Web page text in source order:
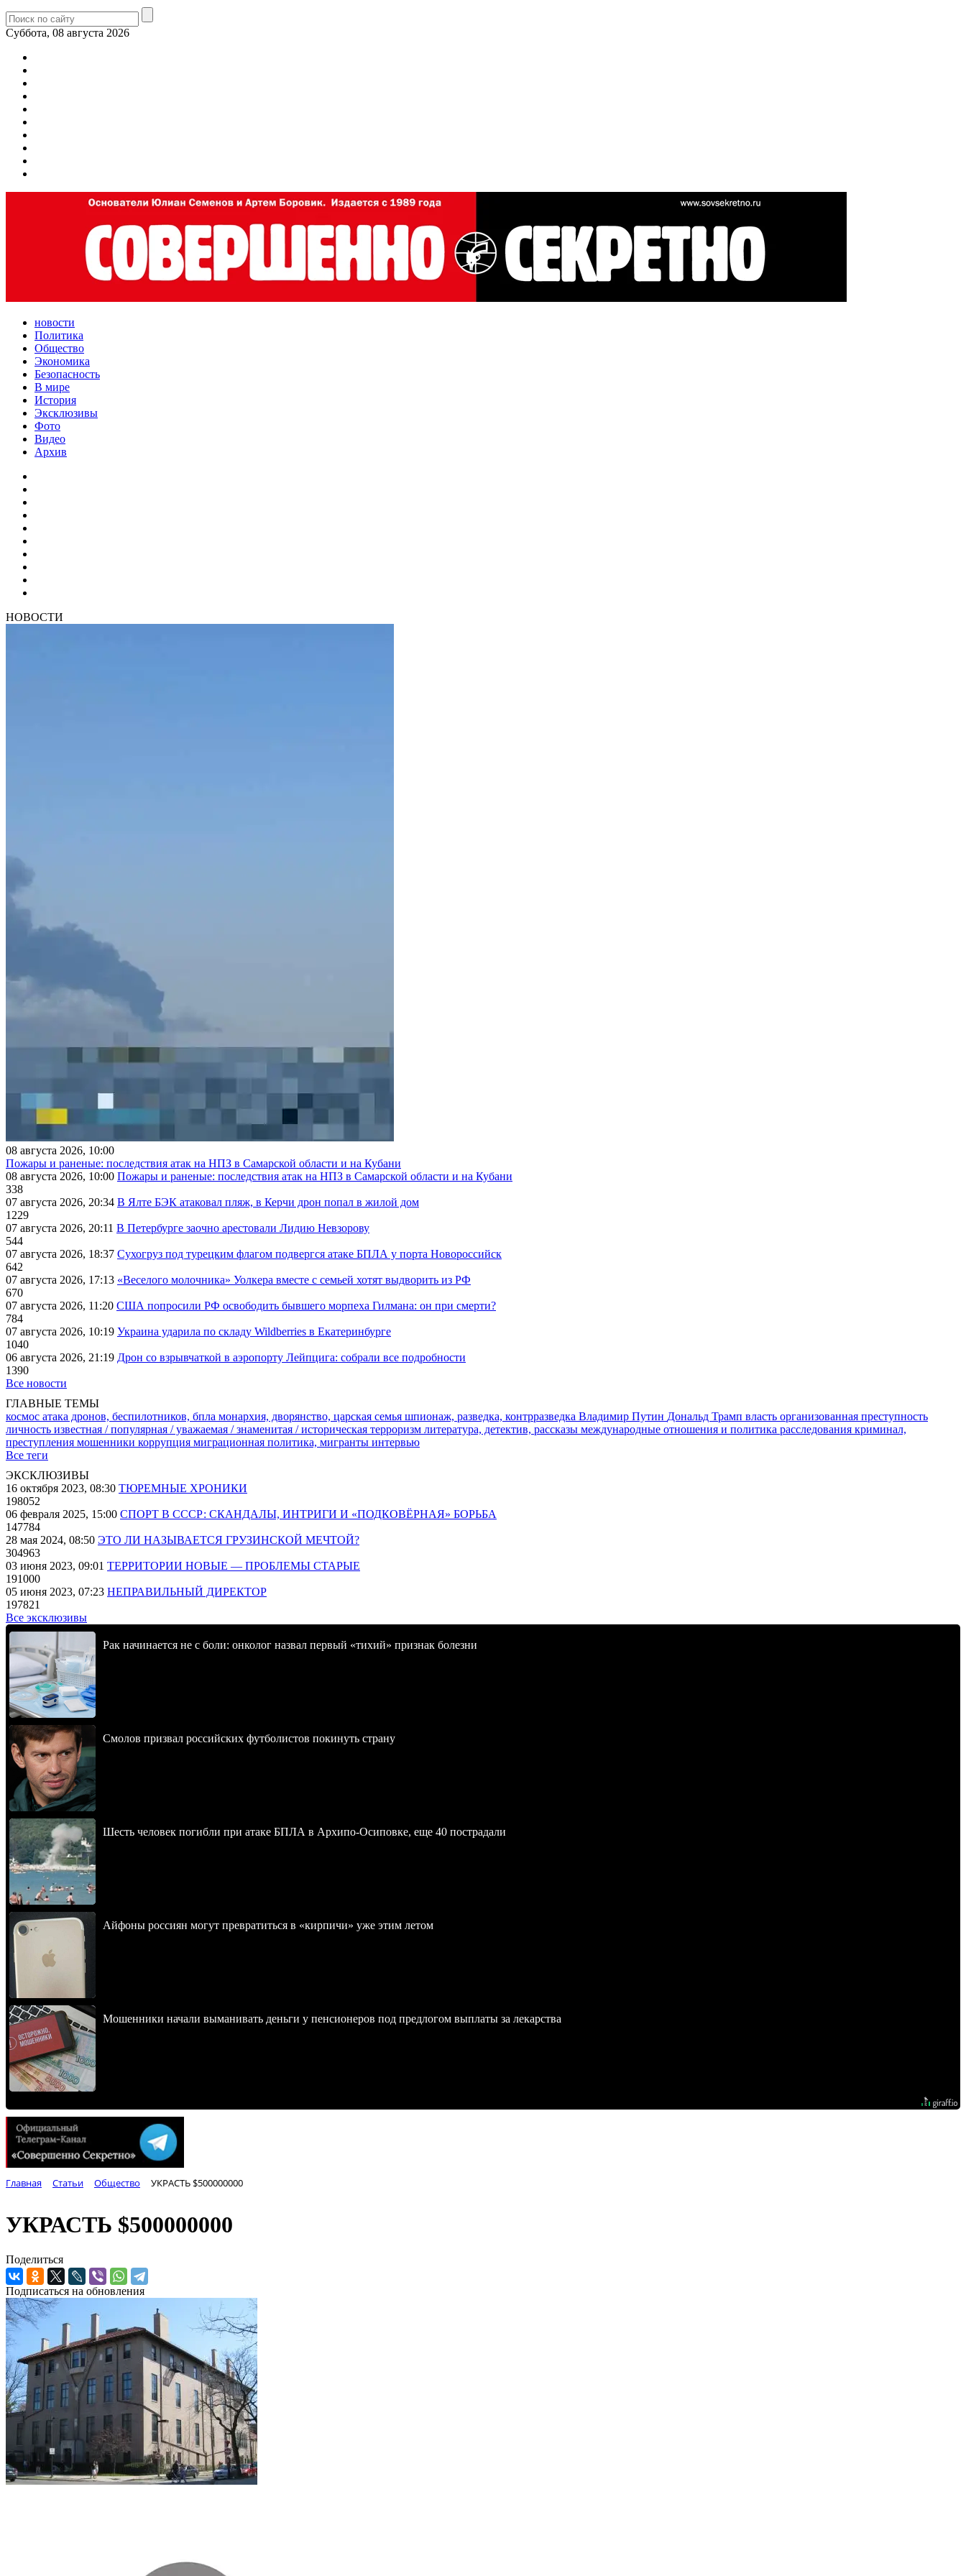
Суббота, 08 августа 2026
новости
Политика
Общество
Экономика
Безопасность
В мире
История
Эксклюзивы
Фото
Видео
Архив
НОВОСТИ
08 августа 2026, 10:00
Пожары и раненые: последствия атак на НПЗ в Самарской области и на Кубани
08 августа 2026, 10:00 Пожары и раненые: последствия атак на НПЗ в Самарской области и на Кубани
338
07 августа 2026, 20:34 В Ялте БЭК атаковал пляж, в Керчи дрон попал в жилой дом
1229
07 августа 2026, 20:11 В Петербурге заочно арестовали Лидию Невзорову
544
07 августа 2026, 18:37 Сухогруз под турецким флагом подвергся атаке БПЛА у порта Новороссийск
642
07 августа 2026, 17:13 «Веселого молочника» Уолкера вместе с семьей хотят выдворить из РФ
670
07 августа 2026, 11:20 США попросили РФ освободить бывшего морпеха Гилмана: он при смерти?
784
07 августа 2026, 10:19 Украина ударила по складу Wildberries в Екатеринбурге
1040
06 августа 2026, 21:19 Дрон со взрывчаткой в аэропорту Лейпцига: собрали все подробности
1390
Все новости
ГЛАВНЫЕ ТЕМЫ
космос атака дронов, беспилотников, бпла монархия, дворянство, царская семья шпионаж, разведка, контрразведка Владимир Путин Дональд Трамп власть организованная преступность
личность известная / популярная / уважаемая / знаменитая / историческая терроризм литература, детектив, рассказы международные отношения и политика расследования криминал,
преступления мошенники коррупция миграционная политика, мигранты интервью
Все теги
ЭКСКЛЮЗИВЫ
16 октября 2023, 08:30 ТЮРЕМНЫЕ ХРОНИКИ
198052
06 февраля 2025, 15:00 СПОРТ В СССР: СКАНДАЛЫ, ИНТРИГИ И «ПОДКОВЁРНАЯ» БОРЬБА
147784
28 мая 2024, 08:50 ЭТО ЛИ НАЗЫВАЕТСЯ ГРУЗИНСКОЙ МЕЧТОЙ?
304963
03 июня 2023, 09:01 ТЕРРИТОРИИ НОВЫЕ — ПРОБЛЕМЫ СТАРЫЕ
191000
05 июня 2023, 07:23 НЕПРАВИЛЬНЫЙ ДИРЕКТОР
197821
Все эксклюзивы
Рак начинается не с боли: онколог назвал первый «тихий» признак болезни
Смолов призвал российских футболистов покинуть страну
Шесть человек погибли при атаке БПЛА в Архипо-Осиповке, еще 40 пострадали
Айфоны россиян могут превратиться в «кирпичи» уже этим летом
Мошенники начали выманивать деньги у пенсионеров под предлогом выплаты за лекарства
Главная Статьи Общество УКРАСТЬ $500000000
УКРАСТЬ $500000000
Поделиться
Подписаться на обновления